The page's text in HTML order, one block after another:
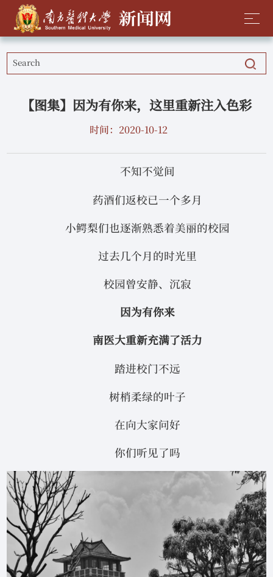
【图集】因为有你来，这里重新注入色彩
时间：2020-10-12
不知不觉间
药酒们返校已一个多月
小鳄梨们也逐渐熟悉着美丽的校园
过去几个月的时光里
校园曾安静、沉寂
因为有你来
南医大重新充满了活力
踏进校门不远
树梢柔绿的叶子
在向大家问好
你们听见了吗